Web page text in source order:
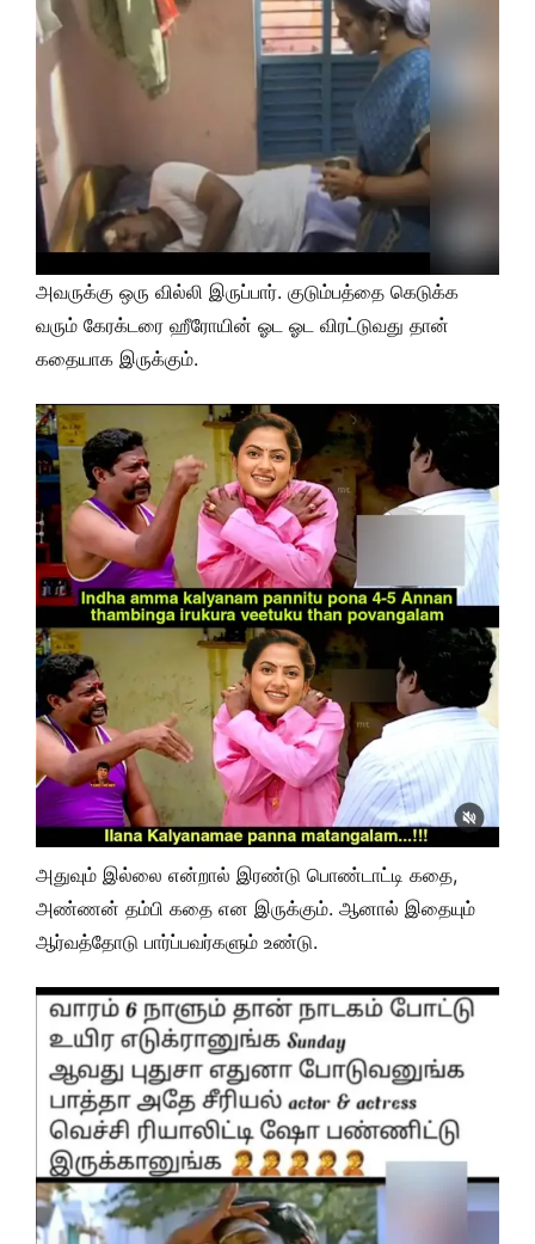
அவருக்கு ஒரு வில்லி இருப்பார். குடும்பத்தை கெடுக்க
வரும் கேரக்டரை ஹீரோயின் ஓட ஓட விரட்டுவது தான்
கதையாக இருக்கும்.
அதுவும் இல்லை என்றால் இரண்டு பொண்டாட்டி கதை,
அண்ணன் தம்பி கதை என இருக்கும். ஆனால் இதையும்
ஆர்வத்தோடு பார்ப்பவர்களும் உண்டு.